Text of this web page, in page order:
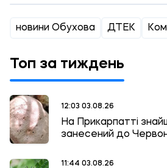
новини Обухова ДТЕК
Топ за тиждень
12:03 03.08.26
На Прикарпатті
занесений до
11:44 03.08.26